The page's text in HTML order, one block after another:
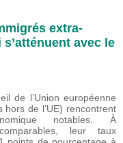
extra-
avec le
de l’Union européenne
de l’UE) rencontrent
notables. À
leur taux